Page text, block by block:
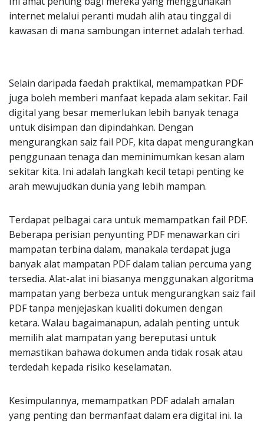
internet melalui peranti mudah alih atau tinggal di
kawasan di mana sambungan internet adalah terhad.
Selain daripada faedah praktikal, memampatkan PDF
juga boleh memberi manfaat kepada alam sekitar. Fail
digital yang besar memerlukan lebih banyak tenaga
untuk disimpan dan dipindahkan. Dengan
mengurangkan saiz fail PDF, kita dapat mengurangkan
penggunaan tenaga dan meminimumkan kesan alam
sekitar kita. Ini adalah langkah kecil tetapi penting ke
arah mewujudkan dunia yang lebih mampan.
Terdapat pelbagai cara untuk memampatkan fail PDF.
Beberapa perisian penyunting PDF menawarkan ciri
mampatan terbina dalam, manakala terdapat juga
banyak alat mampatan PDF dalam talian percuma yang
tersedia. Alat-alat ini biasanya menggunakan algoritma
mampatan yang berbeza untuk mengurangkan saiz fail
PDF tanpa menjejaskan kualiti dokumen dengan
ketara. Walau bagaimanapun, adalah penting untuk
memilih alat mampatan yang bereputasi untuk
memastikan bahawa dokumen anda tidak rosak atau
terdedah kepada risiko keselamatan.
Kesimpulannya, memampatkan PDF adalah amalan
yang penting dan bermanfaat dalam era digital ini. Ia